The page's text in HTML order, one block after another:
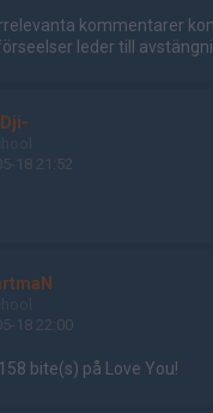
kommentarer
leder till
18 21:52
18 22:00
bite(s) på Love You!